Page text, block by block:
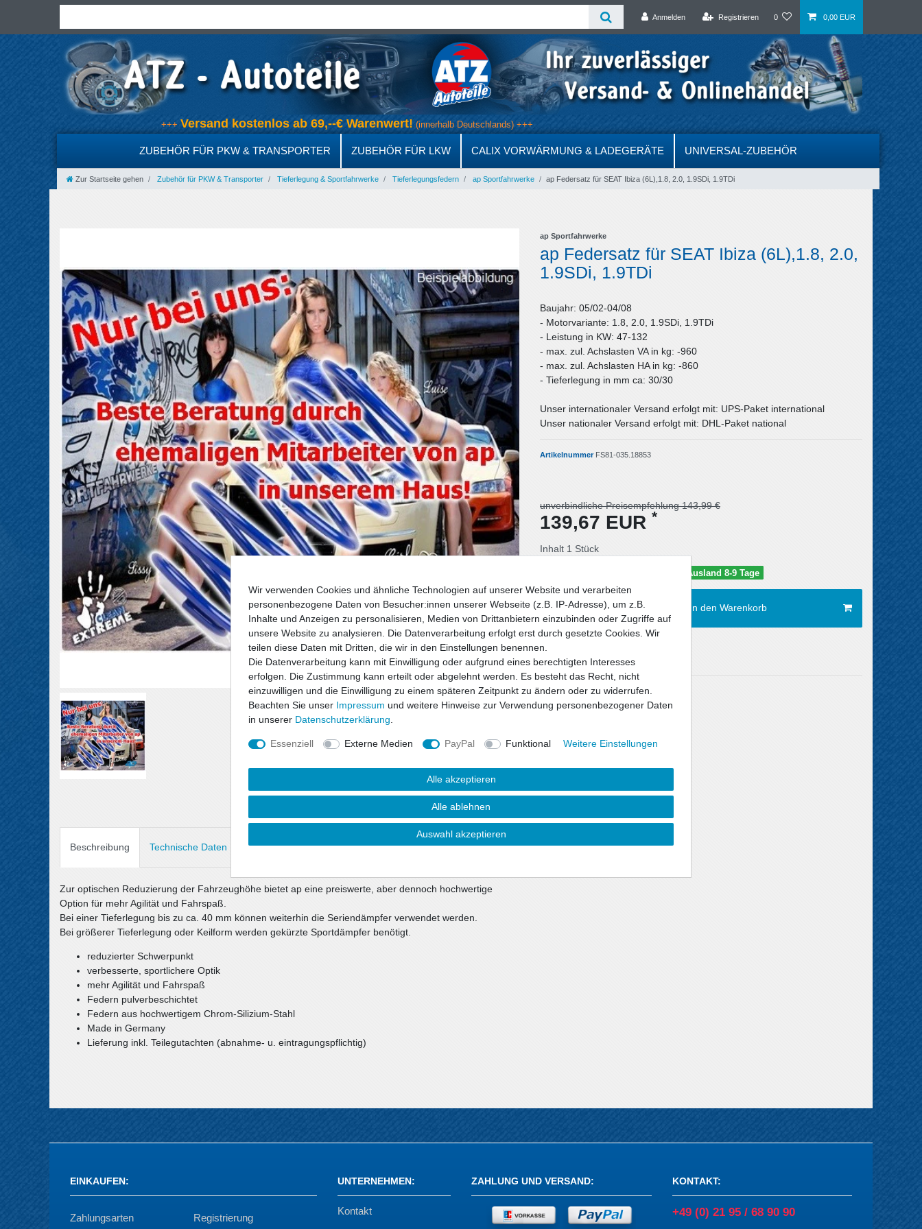
Anmelden Registrieren 0 0,00 EUR
+++Versand kostenlos ab 69,--€ Warenwert!(innerhalb Deutschlands) +++
ZUBEHÖR FÜR PKW & TRANSPORTER ZUBEHÖR FÜR LKW CALIX VORWÄRMUNG & LADEGERÄTE UNIVERSAL-ZUBEHÖR
Zur Startseite gehen Zubehör für PKW & Transporter Tieferlegung & Sportfahrwerke Tieferlegungsfedern ap Sportfahrwerke ap Federsatz für SEAT Ibiza (6L),1.8, 2.0, 1.9SDi, 1.9TDi
ap Sportfahrwerke
ap Federsatz für SEAT Ibiza (6L),1.8, 2.0,
1.9SDi, 1.9TDi
Baujahr: 05/02-04/08
- Motorvariante: 1.8, 2.0, 1.9SDi, 1.9TDi
- Leistung in KW: 47-132
- max. zul. Achslasten VA in kg: -960
- max. zul. Achslasten HA in kg: -860
- Tieferlegung in mm ca: 30/30
Unser internationaler Versand erfolgt mit: UPS-Paket international
Unser nationaler Versand erfolgt mit: DHL-Paket national
Artikelnummer FS81-035.18853
unverbindliche Preisempfehlung 143,99 €
139,67 EUR *
Inhalt 1 Stück
Lieferzeit: Deutschland 5-6 Tage / Ausland 8-9 Tage
In den Warenkorb
Wunschliste
* inkl. ges. MwSt. zzgl.Versandkosten
Beschreibung Technische Daten Angaben Produktsicherheit
Zur optischen Reduzierung der Fahrzeughöhe bietet ap eine preiswerte, aber dennoch hochwertige
Option für mehr Agilität und Fahrspaß.
Bei einer Tieferlegung bis zu ca. 40 mm können weiterhin die Seriendämpfer verwendet werden.
Bei größerer Tieferlegung oder Keilform werden gekürzte Sportdämpfer benötigt.
reduzierter Schwerpunkt
verbesserte, sportlichere Optik
mehr Agilität und Fahrspaß
Federn pulverbeschichtet
Federn aus hochwertigem Chrom-Silizium-Stahl
Made in Germany
Lieferung inkl. Teilegutachten (abnahme- u. eintragungspflichtig)
EINKAUFEN:
Zahlungsarten Registrierung
UNTERNEHMEN:
Kontakt
ZAHLUNG UND VERSAND: KONTAKT:
+49 (0) 21 95 / 68 90 90
Wir verwenden Cookies und ähnliche Technologien auf unserer Website und verarbeiten
personenbezogene Daten von Besucher:innen unserer Webseite (z.B. IP-Adresse), um z.B.
Inhalte und Anzeigen zu personalisieren, Medien von Drittanbietern einzubinden oder Zugriffe auf
unsere Website zu analysieren. Die Datenverarbeitung erfolgt erst durch gesetzte Cookies. Wir
teilen diese Daten mit Dritten, die wir in den Einstellungen benennen.
Die Datenverarbeitung kann mit Einwilligung oder aufgrund eines berechtigten Interesses
erfolgen. Die Zustimmung kann erteilt oder abgelehnt werden. Es besteht das Recht, nicht
einzuwilligen und die Einwilligung zu einem späteren Zeitpunkt zu ändern oder zu widerrufen.
Beachten Sie unser Impressum und weitere Hinweise zur Verwendung personenbezogener Daten
in unserer Daten­schutz­erklärung
Essenziell Externe Medien PayPal Funktional Weitere Einstellungen
Alle akzeptieren
Alle ablehnen
Auswahl akzeptieren